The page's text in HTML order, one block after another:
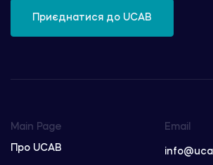
Приєднатися до UCAB
Main Page
Про UCAB
Email